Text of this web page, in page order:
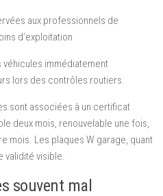
aux professionnels de
d’exploitation
immédiatement
lors des contrôles routiers.
sont associées à un certificat
deux mois, renouvelable une fois,
mois. Les plaques W garage, quant
validité visible.
souvent mal